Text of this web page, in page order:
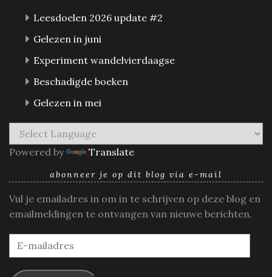
Leesdoelen 2026 update #2
Gelezen in juni
Experiment wandelvierdaagse
Beschadigde boeken
Gelezen in mei
Powered by Translate
abonneer je op dit blog via e-mail
Vul je emailadres in om in te schrijven op deze blog en
emailmeldingen te ontvangen van nieuwe berichten.
E-
mailadres